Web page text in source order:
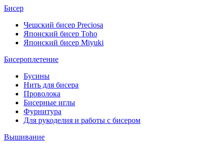
Бисер
Чешский бисер Preciosa
Японский бисер Toho
Японский бисер Miyuki
Бисероплетение
Бусины
Нить для бисера
Проволока
Бисерные иглы
Фурнитура
Для рукоделия и работы с бисером
Вышивание